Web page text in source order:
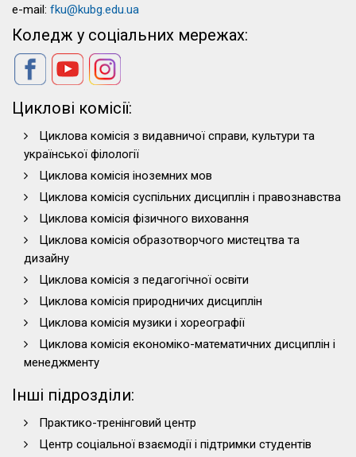
e-mail: fku@kubg.edu.ua
Коледж у соціальних мережах:
Циклові комісії:
Циклова комісія з видавничої справи, культури та
української філології
Циклова комісія іноземних мов
Циклова комісія суспільних дисциплін і правознавства
Циклова комісія фізичного виховання
Циклова комісія образотворчого мистецтва та
дизайну
Циклова комісія з педагогічної освіти
Циклова комісія природничих дисциплін
Циклова комісія музики і хореографії
Циклова комісія економіко-математичних дисциплін і
менеджменту
Інші підрозділи:
Практико-тренінговий центр
Центр соціальної взаємодії і підтримки студентів